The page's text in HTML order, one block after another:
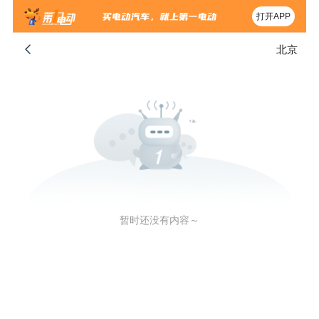
打开APP
北京
暂时还没有内容～